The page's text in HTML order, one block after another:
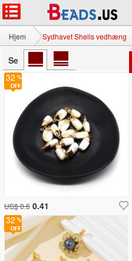
Hjem Sydhavet Shells vedhæng
Se
32
32
US$ 0.6 0.41